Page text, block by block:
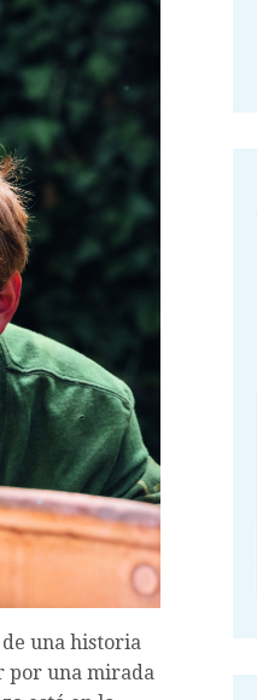
una historia
por una mirada